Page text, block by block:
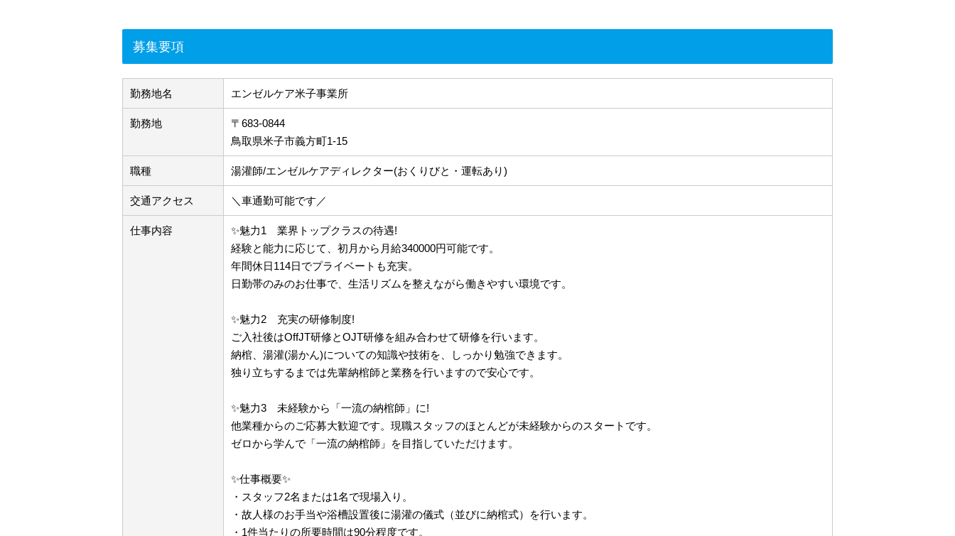
募集要項
勤務地名 エンゼルケア米子事業所
勤務地
〒683-0844
鳥取県米子市義方町1-15
職種 湯灌師/エンゼルケアディレクター(おくりびと・運転あり)
交通アクセス ＼車通勤可能です／
仕事内容
✨魅力1 業界トップクラスの待遇!
経験と能力に応じて、初月から月給340000円可能です。
年間休日114日でプライベートも充実。
日勤帯のみのお仕事で、生活リズムを整えながら働きやすい環境です。
✨魅力2 充実の研修制度!
ご入社後はOffJT研修とOJT研修を組み合わせて研修を行います。
納棺、湯灌(湯かん)についての知識や技術を、しっかり勉強できます。
独り立ちするまでは先輩納棺師と業務を行いますので安心です。
✨魅力3 未経験から「一流の納棺師」に!
他業種からのご応募大歓迎です。現職スタッフのほとんどが未経験からのスタートです。
ゼロから学んで「一流の納棺師」を目指していただけます。
✨仕事概要✨
・スタッフ2名または1名で現場入り。
・故人様のお手当や浴槽設置後に湯灌の儀式（並びに納棺式）を行います。
・1件当たりの所要時間は90分程度です。